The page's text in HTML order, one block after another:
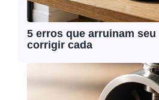
5 erros que arruinam seu
corrigir cada